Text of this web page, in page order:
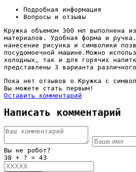
Подробная информация
Вопросы и отзывы
Кружка объемом 300 мл выполнена
материалов. Удобная форма и
нанесение рисунка и символики
посудомоечной машине.Можно
холодных, так и для горячих
представлены 3 варианта
Пока нет отзывов о Кружка с
Вы можете стать первым!
Оставить комментарий
Написать комментарий
Вы не робот?
38 + ? = 43